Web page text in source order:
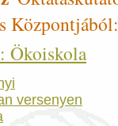
Központjából:
Ökoiskola
versenyen